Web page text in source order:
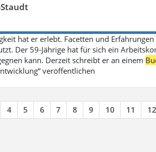
hat er erlebt. Facetten und
Der 59-Jährige hat für sich ein
kann. Derzeit schreibt er an einem
veröffentlichen
4 5 6 7 8 9 10 11 12